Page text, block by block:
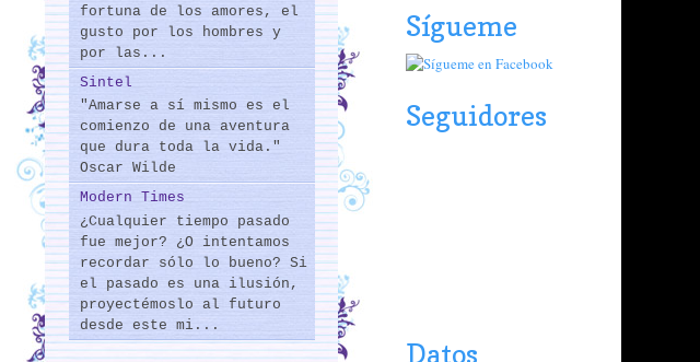
fortuna de los amores, el
gusto por los hombres y
por las...
Sintel
"Amarse a sí mismo es el
comienzo de una aventura
que dura toda la vida."
Oscar Wilde
Modern Times
¿Cualquier tiempo pasado
fue mejor? ¿O intentamos
recordar sólo lo bueno? Si
el pasado es una ilusión,
proyectémoslo al futuro
desde este mi...
Sígueme
Seguidores
Datos